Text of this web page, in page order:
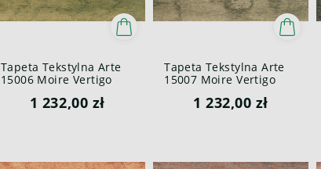
Tapeta Tekstylna Arte
15006 Moire Vertigo
1 232,00 zł
Tapeta Tekstylna Arte
15007 Moire Vertigo
1 232,00 zł